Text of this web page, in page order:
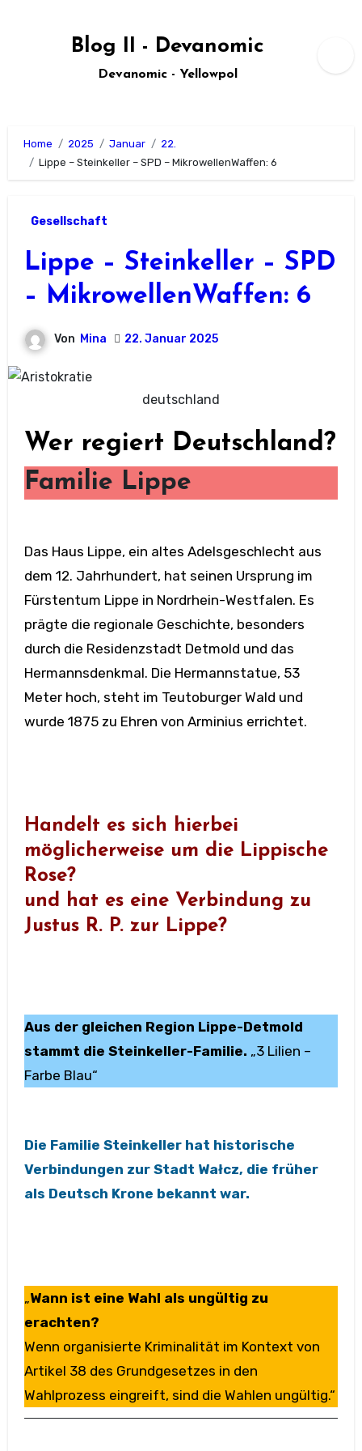
Blog II - Devanomic
Devanomic - Yellowpol
Home 2025 Januar
22.
Lippe – Steinkeller – SPD – MikrowellenWaffen: 6
Gesellschaft
Lippe – Steinkeller – SPD
– MikrowellenWaffen: 6
Von Mina 22. Januar 2025
deutschland
Wer regiert Deutschland?
Familie Lippe
Das Haus Lippe, ein altes Adelsgeschlecht aus
dem 12. Jahrhundert, hat seinen Ursprung im
Fürstentum Lippe in Nordrhein-Westfalen. Es
prägte die regionale Geschichte, besonders
durch die Residenzstadt Detmold und das
Hermannsdenkmal. Die Hermannstatue, 53
Meter hoch, steht im Teutoburger Wald und
wurde 1875 zu Ehren von Arminius errichtet.
Handelt es sich hierbei
möglicherweise um die Lippische
Rose?
und hat es eine Verbindung zu
Justus R. P. zur Lippe?
Aus der gleichen Region Lippe-Detmold
stammt die Steinkeller-Familie. „3 Lilien –
Farbe Blau“
Die Familie Steinkeller hat historische
Verbindungen zur Stadt Wałcz, die früher
als Deutsch Krone bekannt war.
„Wann ist eine Wahl als ungültig zu
erachten?
Wenn organisierte Kriminalität im Kontext von
Artikel 38 des Grundgesetzes in den
Wahlprozess eingreift, sind die Wahlen ungültig.“